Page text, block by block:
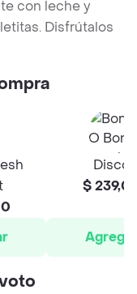
con leche y
Disfrútalos
Disco
$
Agregar